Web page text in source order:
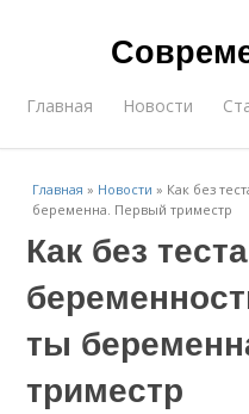
Главная Новости
Главная » Новости » Как без
беременна. Первый триместр
Как без
ты
триместр